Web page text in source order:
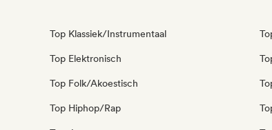
Top Klassiek/Instrumentaal
Top Elektronisch
Top Folk/Akoestisch
Top Hiphop/Rap